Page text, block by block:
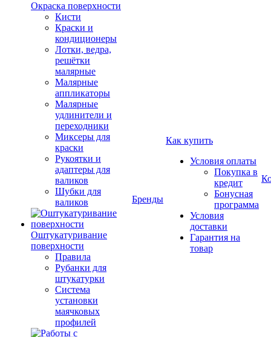
Окраска поверхности
Кисти
Краски и
кондиционеры
Лотки, ведра,
решётки
малярные
Малярные
аппликаторы
Малярные
удлинители и
переходники
Миксеры для
краски
Рукоятки и
адаптеры для
валиков
Шубки для
валиков
Оштукатуривание
поверхности
Правила
Рубанки для
штукатурки
Система
установки
маячковых
профилей
Бренды
Как купить
Условия оплаты
Покупка в
кредит
Бонусная
программа
Условия
доставки
Гарантия на
товар